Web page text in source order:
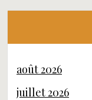
août 2026
juillet 2026